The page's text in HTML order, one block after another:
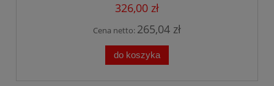
326,00 zł
Cena netto: 265,04 zł
do koszyka